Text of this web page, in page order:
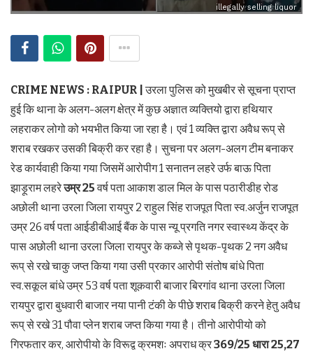
illegally selling liquor
CRIME NEWS : RAIPUR | उरला पुलिस को मुखबीर से सूचना प्राप्त
हुई कि थाना के अलग-अलग क्षेत्र में कुछ अज्ञात व्यक्तियो द्वारा हथियार
लहराकर लोगो को भयभीत किया जा रहा है। एवं 1 व्यक्ति द्वारा अवैध रूप् से
शराब रखकर उसकी बिक्री कर रहा है। सुचना पर अलग-अलग टीम बनाकर
रेड कार्यवाही किया गया जिसमें आरोपीग 1 सनातन लहरे उर्फ बाऊ पिता
झाड़ूराम लहरेउम्र 25वर्ष पता आकाश डाल मिल के पास पठारीडीह रोड
अछोली थाना उरला जिला रायपुर 2 राहुल सिंह राजपूत पिता स्व.अर्जुन राजपूत
उम्र 26 वर्ष पता आईडीबीआई बैंक के पास न्यू प्रगति नगर स्वास्थ्य केंद्र के
पास अछोली थाना उरला जिला रायपुर के कब्जे से पृथक-पृथक 2 नग अवैध
रूप् से रखे चाकु जप्त किया गया उसी प्रकार आरोपी संतोष बांधे पिता
स्व.सकूल बांधे उम्र 53 वर्ष पता शूकवारी बाजार बिरगांव थाना उरला जिला
रायपुर द्वारा बुधवारी बाजार नया पानी टंकी के पीछे शराब बिक्री करने हेतु अवैध
रूप् से रखे 31 पौवा प्लेन शराब जप्त किया गया है। तीनो आरोपीयो को
गिरफतार कर, आरोपीयो के विरूद्व क्रमशः अपराध क्र369/25 धारा 25,27